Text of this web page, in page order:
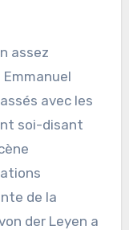
assez
avec les
soi-disant
de la
der Leyen a